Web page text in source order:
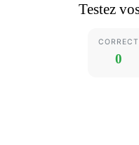
Testez
CORRECT
0